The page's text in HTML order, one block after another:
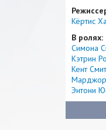
Кёртис
В ролях:
Симона
Кэтрин
Кент Смит
Энтони